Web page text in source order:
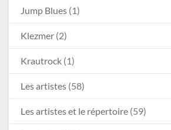
Jump Blues (1)
Klezmer (2)
Krautrock (1)
Les artistes (58)
Les artistes et le répertoire (59)